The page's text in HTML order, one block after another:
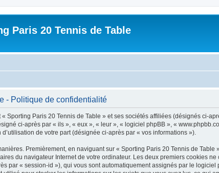
Paris 20 Tennis de Table
- Politique de confidentialité
Sporting Paris 20 Tennis de Table » et ses sociétés affiliées (désignés ci-
ci-après par « ils », « eux », « leur », « logiciel phpBB », «
de votre part (désignée ci-après par « vos informations »).
Premièrement, en naviguant sur « Sporting Paris 20 Tennis de
du navigateur Internet de votre ordinateur. Les deux premiers cookies
par « session-id »), qui vous sont automatiquement assignés par le